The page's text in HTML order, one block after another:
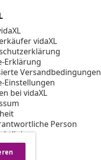
vidaXL
Erklärung
Versandbedingungen
Einstellungen
bei vidaXL
Person